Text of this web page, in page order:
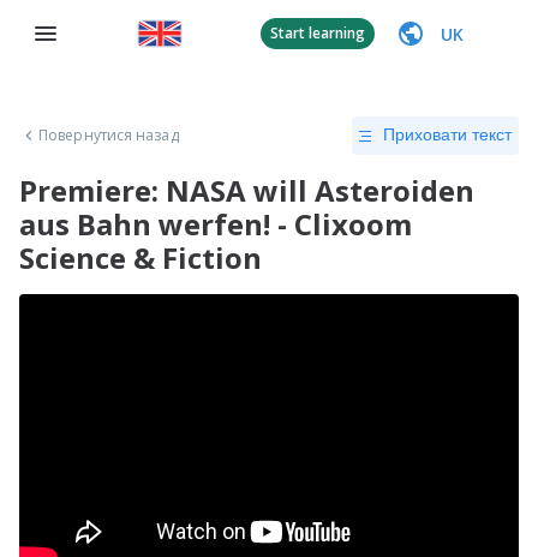
Start learning UK
Повернутися назад Приховати текст
Premiere: NASA will Asteroiden
aus Bahn werfen! - Clixoom
Science & Fiction